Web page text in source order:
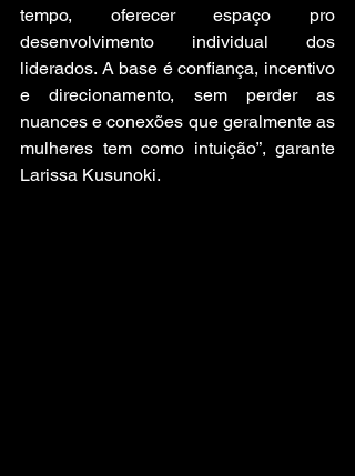
tempo, oferecer espaço pro
desenvolvimento individual dos
liderados. A base é confiança, incentivo
e direcionamento, sem perder as
nuances e conexões que geralmente as
mulheres tem como intuição”, garante
Larissa Kusunoki.